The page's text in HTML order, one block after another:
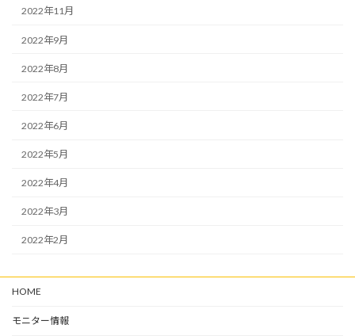
2022年11月
2022年9月
2022年8月
2022年7月
2022年6月
2022年5月
2022年4月
2022年3月
2022年2月
HOME
モニター情報